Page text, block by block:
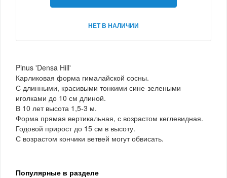
НЕТ В НАЛИЧИИ
Pinus 'Densa Hill'
Карликовая форма гималайской сосны.
С длинными, красивыми тонкими сине-зелеными
иголками до 10 см длиной.
В 10 лет высота 1,5-3 м.
Форма прямая вертикальная, с возрастом кеглевидная.
Годовой прирост до 15 см в высоту.
С возрастом кончики ветвей могут обвисать.
Популярные в разделе